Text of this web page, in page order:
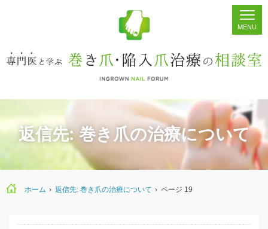
ホーム シェア 掲示板 検索
返信先: 巻き爪の治療について
ホーム › 返信先: 巻き爪の治療について › ページ 19